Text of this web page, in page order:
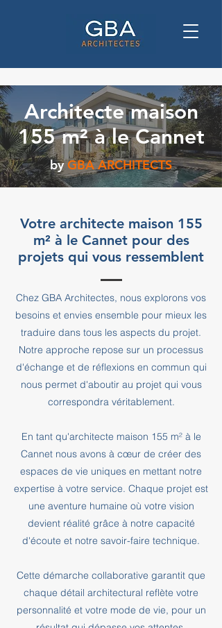
Architecte maison
155 m² à le Cannet
by GBA ARCHITECTS
Votre architecte maison 155
m² à le Cannet pour des
projets qui vous ressemblent
Chez GBA Architectes, nous explorons vos
besoins et envies ensemble pour mieux les
traduire dans tous les aspects du projet.
Notre approche repose sur un processus
d'échange et de réflexions en commun qui
nous permet d'aboutir au projet qui vous
correspondra véritablement.
En tant qu'architecte maison 155 m² à le
Cannet nous avons à cœur de créer des
espaces de vie uniques en mettant notre
expertise à votre service. Chaque projet est
une aventure humaine où votre vision
devient réalité grâce à notre capacité
d'écoute et notre savoir-faire technique.
Cette démarche collaborative garantit que
chaque détail architectural reflète votre
personnalité et votre mode de vie, pour un